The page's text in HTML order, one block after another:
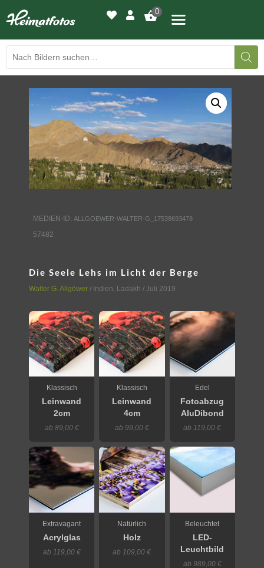
0
BILDERGALERIE
DRUCKQUALITÄTEN
LED-LEUCHTBILDER
WIR DRUCKEN IHR BILD
MEDIEN-ID: ALLGOEWER-WALTER-G_17538693478
57482
Die Seele Lehs im Licht der Berge
Walter G. Allgöwer / Indien, Ladakh / Juli 2019
Klassisch
Leinwand
2cm
ab 89,00 €
Klassisch
Leinwand
4cm
ab 99,00 €
Edel
Fotoabzug
AluDibond
ab 119,00 €
Extravagant
Acrylglas
ab 119,00 €
Natürlich
Holz
ab 109,00 €
Beleuchtet
LED-
Leuchtbild
ab 989,00 €